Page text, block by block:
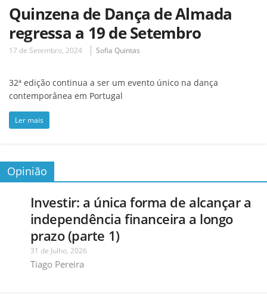
Quinzena de Dança de Almada
regressa a 19 de Setembro
17 de Setembro, 2024 Sofia Quintas
32ª edição continua a ser um evento único na dança
contemporânea em Portugal
Ler mais
Opinião
Investir: a única forma de alcançar a
independência financeira a longo
prazo (parte 1)
31 de Julho, 2026
Tiago Pereira